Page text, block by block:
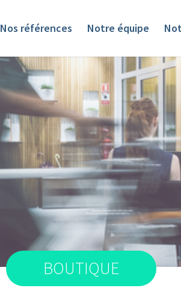
Nos références Notre équipe
BOUTIQUE